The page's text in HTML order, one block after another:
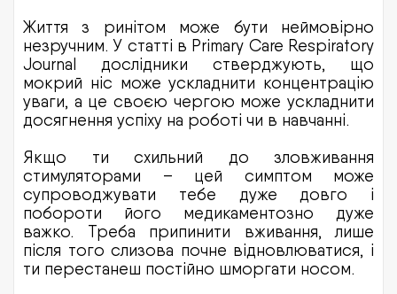
Життя з ринітом може бути неймовірно
незручним. У статті в Primary Care Respiratory
Journal дослідники стверджують, що
мокрий ніс може ускладнити концентрацію
уваги, а це своєю чергою може ускладнити
досягнення успіху на роботі чи в навчанні.
Якщо ти схильний до зловживання
стимуляторами – цей симптом може
супроводжувати тебе дуже довго і
побороти його медикаментозно дуже
важко. Треба припинити вживання, лише
після того слизова почне відновлюватися, і
ти перестанеш постійно шморгати носом.